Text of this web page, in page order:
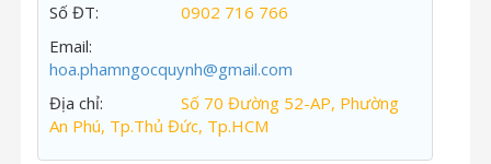
Số ĐT:
0902 716 766
Email:
hoa.phamngocquynh@gmail.com
Địa chỉ:
Số 70 Đường 52-AP, Phường
An Phú, Tp.Thủ Đức, Tp.HCM